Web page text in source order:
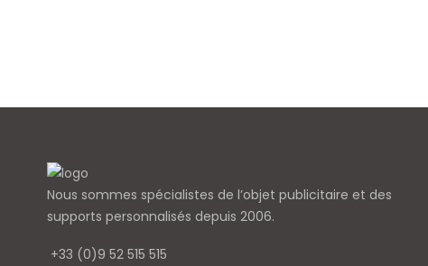
Nous sommes spécialistes de l’objet publicitaire et des
supports personnalisés depuis 2006.
+33 (0)9 52 515 515